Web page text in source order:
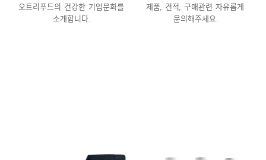
오트리푸드의 건강한 기업문화를
소개합니다.
제품, 견적, 구매관련 자유롭게
문의해주세요.